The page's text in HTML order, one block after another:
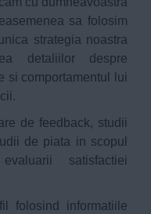
sa folosim
strategia noastra
detaliilor despre
si comportamentul lui
de feedback, studii
de piata in scopul
satisfactiei
informatiile